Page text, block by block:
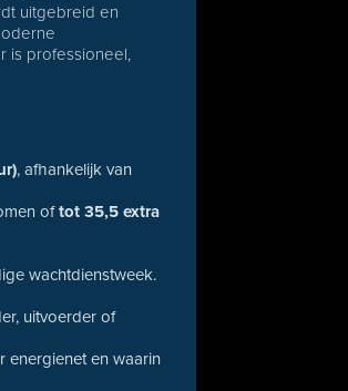
uitgebreid en
is professioneel,
, afhankelijk van
oftot 35,5 extra
wachtdienstweek.
uitvoerder of
energienet en waarin